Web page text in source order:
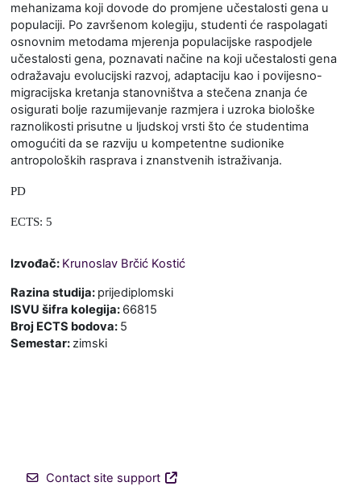
mehanizama koji dovode do promjene učestalosti gena u
populaciji. Po završenom kolegiju, studenti će raspolagati
osnovnim metodama mjerenja populacijske raspodjele
učestalosti gena, poznavati načine na koji učestalosti gena
odražavaju evolucijski razvoj, adaptaciju kao i povijesno-
migracijska kretanja stanovništva a stečena znanja će
osigurati bolje razumijevanje razmjera i uzroka biološke
raznolikosti prisutne u ljudskoj vrsti što će studentima
omogućiti da se razviju u kompetentne sudionike
antropoloških rasprava i znanstvenih istraživanja.
PD
ECTS: 5
Izvođač: Krunoslav Brčić Kostić
Razina studija: prijediplomski
ISVU šifra kolegija: 66815
Broj ECTS bodova: 5
Semestar:zimski
Contact site support